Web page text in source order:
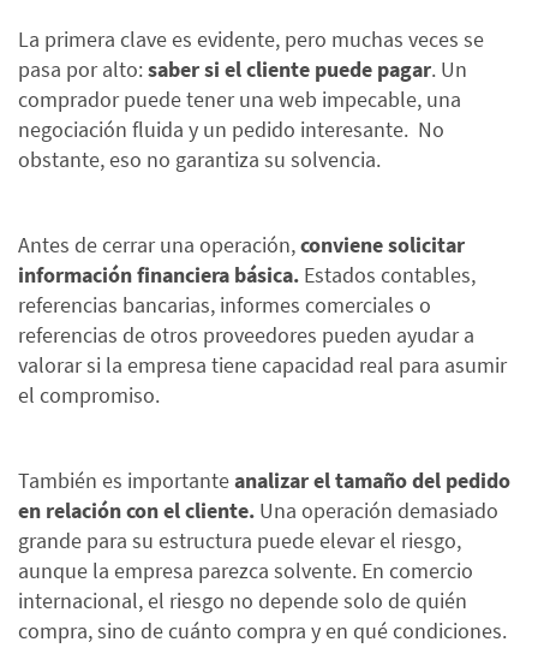
La primera clave es evidente, pero muchas veces se
pasa por alto:saber si el cliente puede pagar. Un
comprador puede tener una web impecable, una
negociación fluida y un pedido interesante. No
obstante, eso no garantiza su solvencia.
Antes de cerrar una operación,conviene solicitar
información financiera básica. Estados contables,
referencias bancarias, informes comerciales o
referencias de otros proveedores pueden ayudar a
valorar si la empresa tiene capacidad real para asumir
el compromiso.
También es importanteanalizar el tamaño del pedido
en relación con el cliente. Una operación demasiado
grande para su estructura puede elevar el riesgo,
aunque la empresa parezca solvente. En comercio
internacional, el riesgo no depende solo de quién
compra, sino de cuánto compra y en qué condiciones.